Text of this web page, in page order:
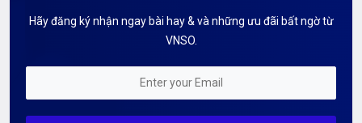
Kiến thức AI
Mỗi tuần 01 Server
Hãy đăng ký nhận ngay bài hay & và những ưu đãi bất ngờ từ
VNSO.